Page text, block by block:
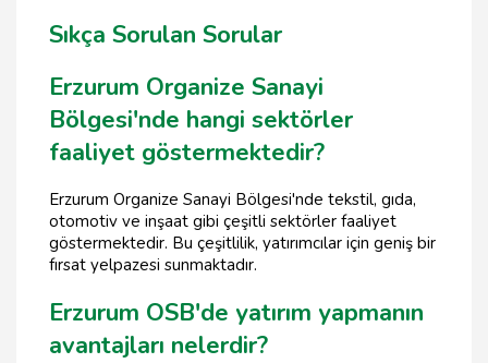
Sıkça Sorulan Sorular
Erzurum Organize Sanayi
Bölgesi'nde hangi sektörler
faaliyet göstermektedir?
Erzurum Organize Sanayi Bölgesi'nde tekstil, gıda,
otomotiv ve inşaat gibi çeşitli sektörler faaliyet
göstermektedir. Bu çeşitlilik, yatırımcılar için geniş bir
fırsat yelpazesi sunmaktadır.
Erzurum OSB'de yatırım yapmanın
avantajları nelerdir?